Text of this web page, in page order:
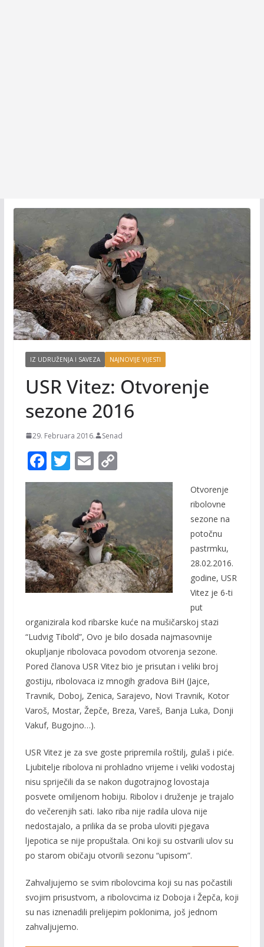
IZ UDRUŽENJA I SAVEZA NAJNOVIJE VIJESTI
USR Vitez: Otvorenje
sezone 2016
29. Februara 2016. Senad
F
ac
b
o
o
k
T
w
er
E
m
ai
l
C
o
p
y
Li
n
k
Otvorenje
ribolovne
sezone na
potočnu
pastrmku,
28.02.2016.
godine, USR
Vitez je 6-ti
put
organizirala kod ribarske kuće na mušičarskoj stazi
“Ludvig Tibold”, Ovo je bilo dosada najmasovnije
okupljanje ribolovaca povodom otvorenja sezone.
Pored članova USR Vitez bio je prisutan i veliki broj
gostiju, ribolovaca iz mnogih gradova BiH (Jajce,
Travnik, Doboj, Zenica, Sarajevo, Novi Travnik, Kotor
Varoš, Mostar, Žepče, Breza, Vareš, Banja Luka, Donji
Vakuf, Bugojno…).
USR Vitez je za sve goste pripremila roštilj, gulaš i piće.
Ljubitelje ribolova ni prohladno vrijeme i veliki vodostaj
nisu spriječili da se nakon dugotrajnog lovostaja
posvete omiljenom hobiju. Ribolov i druženje je trajalo
do večerenjih sati. Iako riba nije radila ulova nije
nedostajalo, a prilika da se proba uloviti pjegava
ljepotica se nije propuštala. Oni koji su ostvarili ulov su
po starom običaju otvorili sezonu “upisom”.
Zahvaljujemo se svim ribolovcima koji su nas počastili
svojim prisustvom, a ribolovcima iz Doboja i Žepča, koji
su nas iznenadili prelijepim poklonima, još jednom
zahvaljujemo.